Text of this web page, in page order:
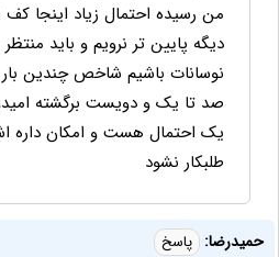
من رسیده احتمال زیاد اینجا
دیگه پایین تر نرویم و باید
نوسانات باشیم شاخص چندین
صد تا یک و دویست برگشته
یک احتمال هست و امکان داره
طلبکار نشود
حمیدرضا: پاسخ